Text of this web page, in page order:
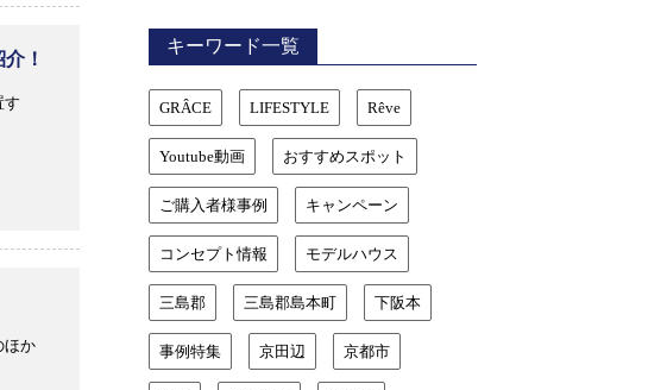
！
す
ほか
キーワード一覧
GRÂCE LIFESTYLE Rêve
Youtube動画 おすすめスポット
ご購入者様事例 キャンペーン
コンセプト情報 モデルハウス
三島郡 三島郡島本町 下阪本
事例特集 京田辺 京都市